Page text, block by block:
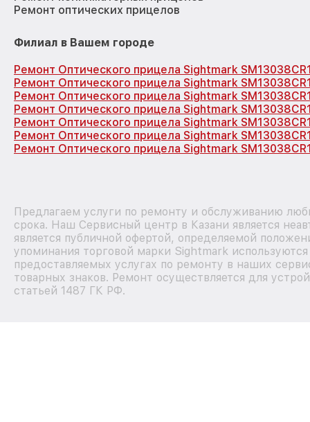
Ремонт оптических прицелов
Филиал в Вашем городе
Ремонт Оптического прицела Sightmark
Ремонт Оптического прицела Sightmark
Ремонт Оптического прицела Sightmark
Ремонт Оптического прицела Sightmark
Ремонт Оптического прицела Sightmark
Ремонт Оптического прицела Sightmark
Ремонт Оптического прицела Sightmark
Предлагаем услуги по ремонту и обслуживанию
срока. Наш Сервисный центр в Казани является
является публичной офертой, определяемой
упоминания торговой марки Sightmark
предоставляемых услугах по ремонту в наших
товарных знаков. Ремонт осуществляется для
статьей 1487 ГК РФ.